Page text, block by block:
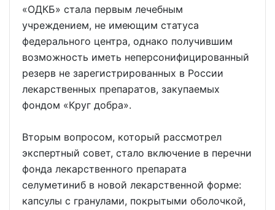
«ОДКБ» стала первым лечебным
учреждением, не имеющим статуса
федерального центра, однако получившим
возможность иметь неперсонифицированный
резерв не зарегистрированных в России
лекарственных препаратов, закупаемых
фондом «Круг добра».
Вторым вопросом, который рассмотрел
экспертный совет, стало включение в перечни
фонда лекарственного препарата
селуметиниб в новой лекарственной форме:
капсулы с гранулами, покрытыми оболочкой,